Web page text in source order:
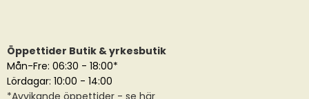
Öppettider Butik & yrkesbutik
Mån-Fre: 06:30 - 18:00*
Lördagar: 10:00 - 14:00
*Avvikande öppettider - se här